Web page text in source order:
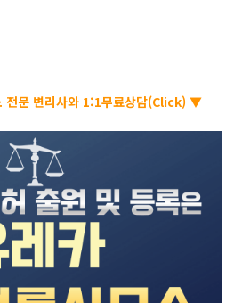
전문 변리사와 1:1무료상담(Click) ▼